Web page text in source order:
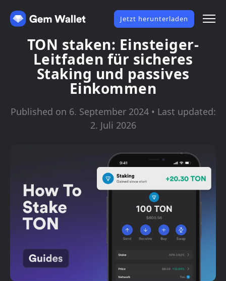
Jetzt herunterladen
TON staken: Einsteiger-
Leitfaden für sicheres
Staking und passives
Einkommen
Published on 6. September 2024 • Last updated:
2. Juli 2026